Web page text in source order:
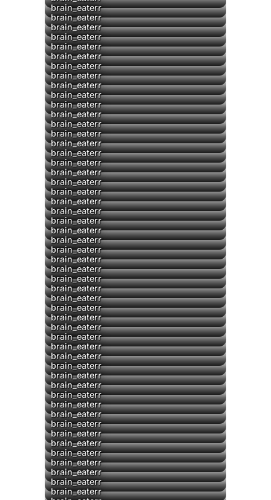
▶
brain_eaterr
brain_eaterr
▶
brain_eaterr
brain_eaterr
▶
brain_eaterr
▶
brain_eaterr
▶
brain_eaterr
▶
brain_eaterr
▶
brain_eaterr
▶
brain_eaterr
▶
brain_eaterr
▶
brain_eaterr
▶
brain_eaterr
brain_eaterr
▶
brain_eaterr
▶
brain_eaterr
brain_eaterr
brain_eaterr
brain_eaterr
brain_eaterr
brain_eaterr
brain_eaterr
brain_eaterr
brain_eaterr
brain_eaterr
brain_eaterr
brain_eaterr
▶
brain_eaterr
brain_eaterr
brain_eaterr
brain_eaterr
brain_eaterr
brain_eaterr
brain_eaterr
brain_eaterr
▶
brain_eaterr
▶
brain_eaterr
▶
brain_eaterr
brain_eaterr
brain_eaterr
brain_eaterr
brain_eaterr
▶
brain_eaterr
brain_eaterr
brain_eaterr
brain_eaterr
▶
brain_eaterr
▶
brain_eaterr
▶
brain_eaterr
brain_eaterr
brain_eaterr